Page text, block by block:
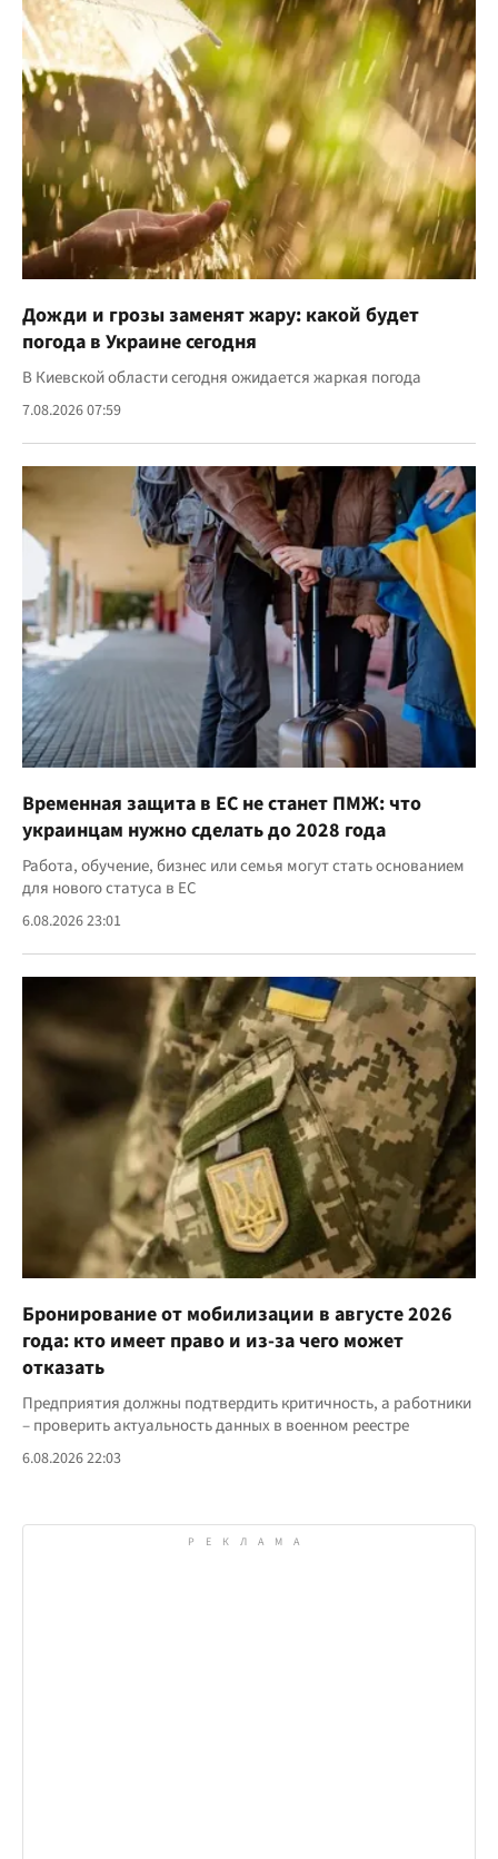
Дожди и грозы заменят жару: какой будет
погода в Украине сегодня
В Киевской области сегодня ожидается жаркая погода
7.08.2026 07:59
Временная защита в ЕС не станет ПМЖ: что
украинцам нужно сделать до 2028 года
Работа, обучение, бизнес или семья могут стать основанием
для нового статуса в ЕС
6.08.2026 23:01
Бронирование от мобилизации в августе 2026
года: кто имеет право и из-за чего может
отказать
Предприятия должны подтвердить критичность, а работники
– проверить актуальность данных в военном реестре
6.08.2026 22:03